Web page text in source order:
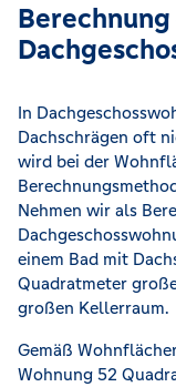
In
Dachschrägen oft
wird bei der
Nehmen wir als
einem Bad mit
Quadratmeter
großen Kellerraum.
Gemäß
Wohnung 52